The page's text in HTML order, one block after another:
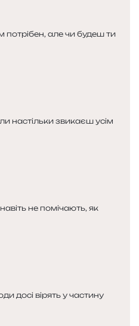
але чи будеш ти
настільки звикаєш усім
не помічають, як
досі вірять у частину